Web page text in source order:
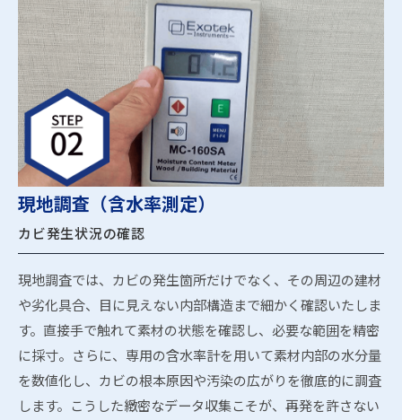
現地調査（含水率測定）
カビ発生状況の確認
現地調査では、カビの発生箇所だけでなく、その周辺の建材
や劣化具合、目に見えない内部構造まで細かく確認いたしま
す。直接手で触れて素材の状態を確認し、必要な範囲を精密
に採寸。さらに、専用の含水率計を用いて素材内部の水分量
を数値化し、カビの根本原因や汚染の広がりを徹底的に調査
します。こうした緻密なデータ収集こそが、再発を許さない